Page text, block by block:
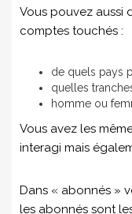
Vous pouvez aussi
comptes touchés :
de quels pays
quelles
homme ou
Vous avez les
interagi mais
Dans « abonnés »
les abonnés sont